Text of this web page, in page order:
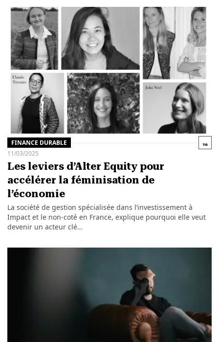
FINANCE DURABLE
11/03/2025
Les leviers d’Alter Equity pour
accélérer la féminisation de
l’économie
La société de gestion spécialisée dans l’investissement à
Impact et le non-coté en France, explique pourquoi elle veut
devenir un acteur clé…